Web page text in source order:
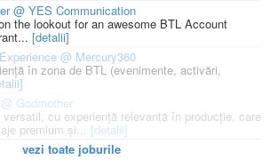
@ YES Communication
the lookout for an awesome BTL Account
[detalii]
@ Mercury360
în zona de BTL (evenimente, activări,
Godmother
cu experiență relevantă în producție, care
premium și... [detalii]
vezi toate joburile